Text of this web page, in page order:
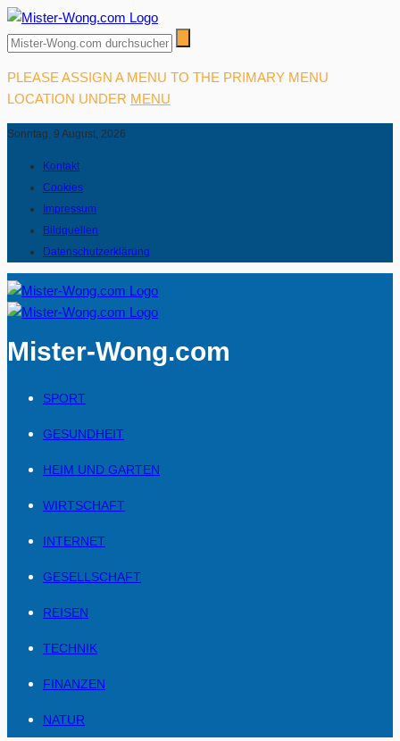
PLEASE ASSIGN A MENU TO THE PRIMARY MENU
LOCATION UNDER MENU
Sonntag, 9 August, 2026
Kontakt
Cookies
Impressum
Bildquellen
Datenschutzerklärung
Mister-Wong.com
SPORT
GESUNDHEIT
HEIM UND GARTEN
WIRTSCHAFT
INTERNET
GESELLSCHAFT
REISEN
TECHNIK
FINANZEN
NATUR